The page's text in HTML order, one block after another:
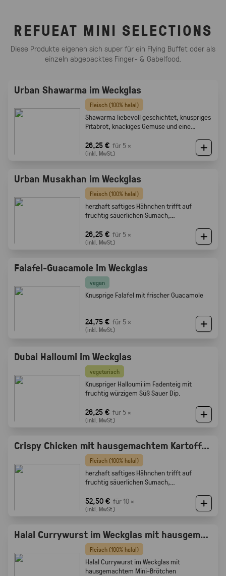
REFUEAT MINI SELECTIONS
Diese Produkte eigenen sich super für ein Flying Buffet oder als
einzeln abgepacktes Finger- & Gabelfood.
Urban Shawarma im Weckglas
Fleisch (100% halal)
Shawarma liebevoll geschichtet, knuspriges
Pitabrot, knackiges Gemüse und eine
26,25 € für 5 ×
(inkl. MwSt.)
Urban Musakhan im Weckglas
Fleisch (100% halal)
herzhaft saftiges Hähnchen trifft auf
fruchtig säuerlichen Sumach,
Röstaromen vom knusprigen Brot
26,25 € für 5 ×
(inkl. MwSt.)
Falafel-Guacamole im Weckglas
vegan
Knusprige Falafel mit frischer Guacamole
24,75 € für 5 ×
(inkl. MwSt.)
Dubai Halloumi im Weckglas
vegetarisch
Knuspriger Halloumi im Fadenteig mit
fruchtig würzigem Süß Sauer Dip.
26,25 € für 5 ×
(inkl. MwSt.)
Crispy Chicken mit hausgemachtem Kartoffelsalat
Fleisch (100% halal)
herzhaft saftiges Hähnchen trifft auf
fruchtig säuerlichen Sumach,
Röstaromen vom knusprigen Brot
52,50 € für 10 ×
(inkl. MwSt.)
Halal Currywurst im Weckglas mit hausgemachtem Mini-Brötchen
Fleisch (100% halal)
Halal Currywurst im Weckglas mit
hausgemachtem Mini-Brötchen